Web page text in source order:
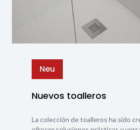
Neu
Nuevos toalleros
La colección de toalleros ha sido